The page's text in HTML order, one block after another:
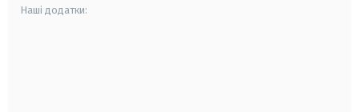
Наші додатки: